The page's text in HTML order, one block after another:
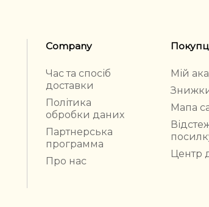
Company
Час та спосіб
доставки
Політика
обробки даних
Партнерська
программа
Про нас
Мій
Мапа
Центр